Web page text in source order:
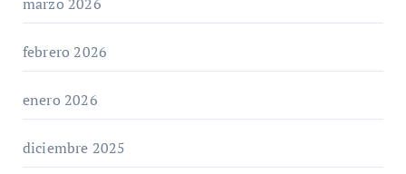
febrero 2026
enero 2026
diciembre 2025